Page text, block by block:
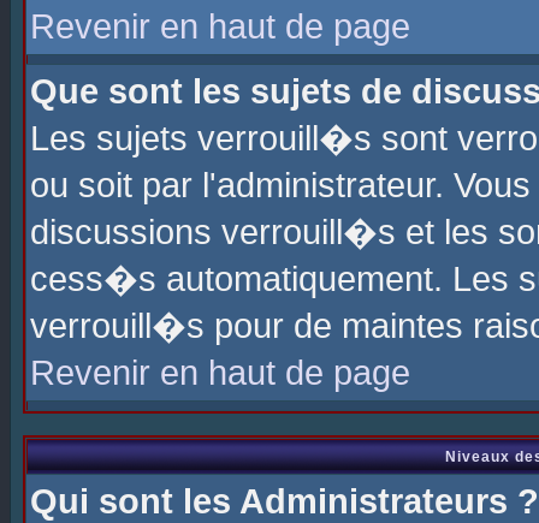
Revenir en haut de page
Que sont les sujets de
Les sujets verrouill�s sont
ou soit par l'administrateur.
discussions verrouill�s et les
cess�s automatiquement. Les
verrouill�s pour de maintes
Revenir en haut de page
Niveaux
Qui sont les Administrateurs ?